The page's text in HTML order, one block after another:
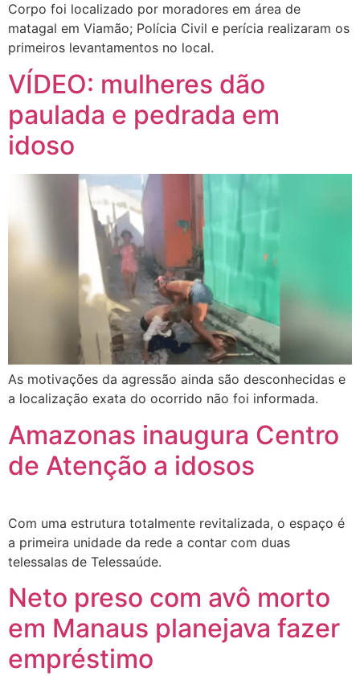
Corpo foi localizado por moradores em área de
matagal em Viamão; Polícia Civil e perícia realizaram os
primeiros levantamentos no local.
VÍDEO: mulheres dão
paulada e pedrada em
idoso
As motivações da agressão ainda são desconhecidas e
a localização exata do ocorrido não foi informada.
Amazonas inaugura Centro
de Atenção a idosos
Com uma estrutura totalmente revitalizada, o espaço é
a primeira unidade da rede a contar com duas
telessalas de Telessaúde.
Neto preso com avô morto
em Manaus planejava fazer
empréstimo